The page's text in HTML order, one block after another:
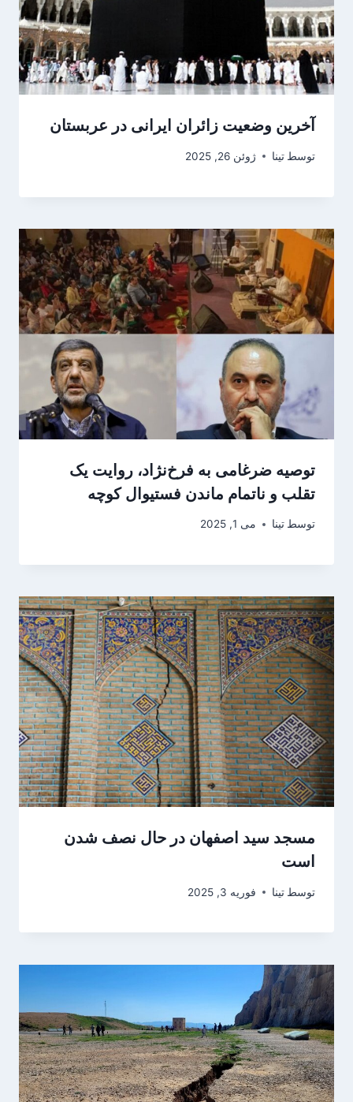
آخرین وضعیت زائران ایرانی در عربستان
توسط تینا ژوئن 26, 2025
توصیه ضرغامی به فرخ‌نژاد، روایت یک
تقلب و ناتمام ماندن فستیوال کوچه
توسط تینا می 1, 2025
مسجد سید اصفهان در حال نصف شدن
است
توسط تینا فوریه 3, 2025